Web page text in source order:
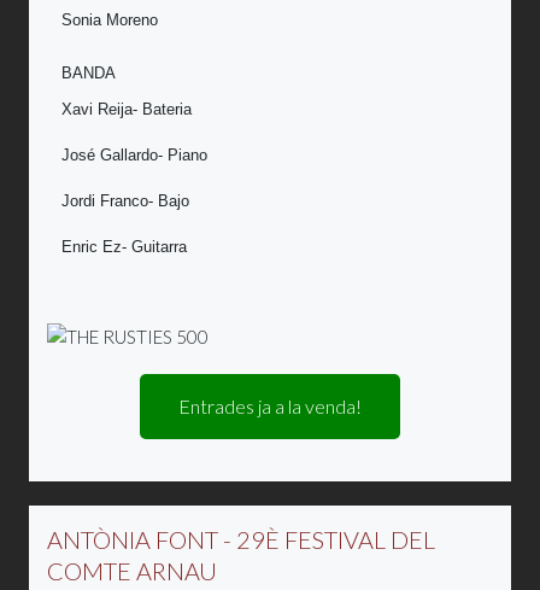
Sonia Moreno
BANDA
Xavi Reija- Bateria
José Gallardo- Piano
Jordi Franco- Bajo
Enric Ez- Guitarra
Entrades ja a la venda!
ANTÒNIA FONT - 29È FESTIVAL DEL
COMTE ARNAU